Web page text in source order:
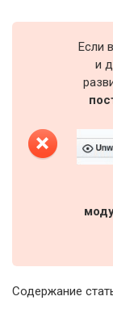
Если
и
Содержание